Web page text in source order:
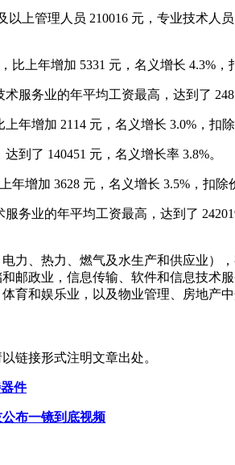
上管理人员 210016 元，专业技术人
上年增加 5331 元，名义增长 4.3%，
服务业的年平均工资最高，达到了
年增加 2114 元，名义增长 3.0%，扣
到了 140451 元，名义增长率 3.8%。
增加 3628 元，名义增长 3.5%，扣除
务业的年平均工资最高，达到了
力、热力、燃气及水生产和供应业
邮政业，信息传输、软件和信息技
育和娱乐业，以及物业管理、房地产
链接形式注明文章出处。
件
布一镜到底视频